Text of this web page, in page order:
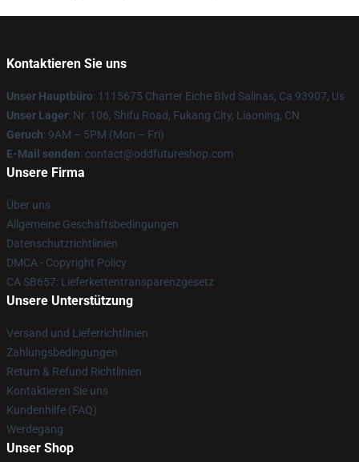
Kontaktieren Sie uns
Unser Hauptbüro: 1115675 Charter Eiche Blvd Salinas, Ca 93907, Us
Unser Lager: Nr. 106, Shifu Road, Fukang City, Liaoning, CN
Geruch: 9AM – 5PM (Mon – Fri)
E-Mail senden: contact@oddfutureshop.com
Unsere Firma
Über uns
Allgemeine Geschäftsbedingungen
Datenschutzrichtlinien
DMCA - Copyright Policy
CA SB657: Lieferkettentransparenzgesetz
Unsere Unterstützung
Versand und Lieferrichtlinien
Zahlungsbedingungen
Return & Refund Richtlinien
Kontaktieren Sie uns
Kundenhilfe (FAQ)
Werdegang
Unser Shop